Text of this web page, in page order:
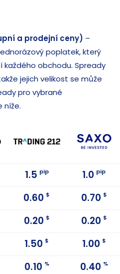
a prodejní ceny) –
poplatek, který
obchodu. Spready
jejich velikost se může
pro vybrané
níže.
1.5 pip 1.0 pip
0.60 $ 0.70 $
0.20 $ 0.20 $
1.50 $ 1.00 $
0.10 % 0.40 %